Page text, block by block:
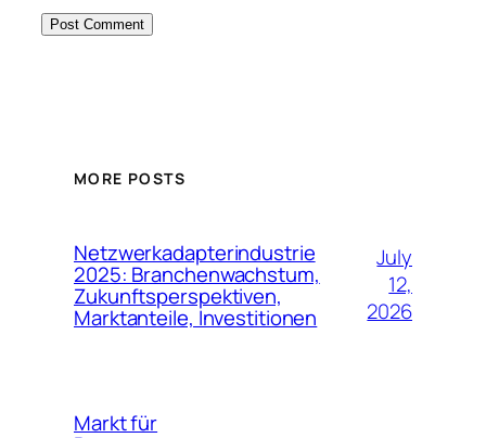
MORE POSTS
Netzwerkadapterindustrie
2025: Branchenwachstum,
Zukunftsperspektiven,
Marktanteile, Investitionen
July
12,
2026
Markt für